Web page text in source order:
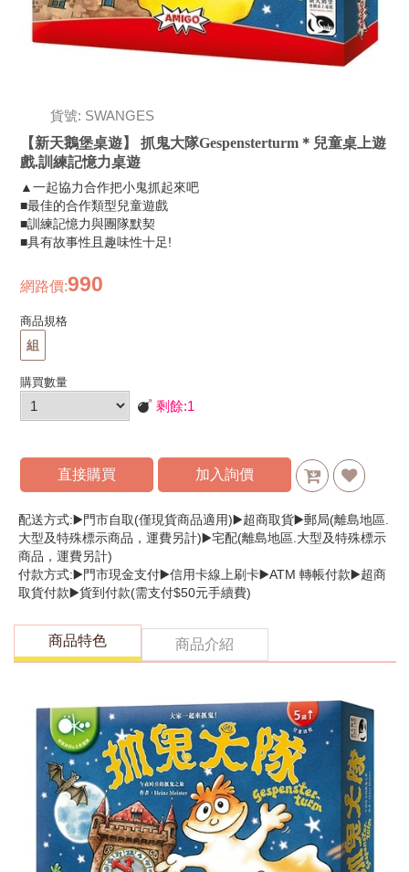
貨號: SWANGES
【新天鵝堡桌遊】 抓鬼大隊Gespensterturm＊兒童桌上遊
戲.訓練記憶力桌遊
▲一起協力合作把小鬼抓起來吧
■最佳的合作類型兒童遊戲
■訓練記憶力與團隊默契
■具有故事性且趣味性十足!
網路價:990
商品規格
組
購買數量
剩餘:1
直接購買 加入詢價
配送方式:▶️門市自取(僅現貨商品適用)▶️超商取貨▶️郵局(離島地區.
大型及特殊標示商品，運費另計)▶️宅配(離島地區.大型及特殊標示
商品，運費另計)
付款方式:▶️門市現金支付▶️信用卡線上刷卡▶️ATM 轉帳付款▶️超商
取貨付款▶️貨到付款(需支付$50元手續費)
商品特色 商品介紹